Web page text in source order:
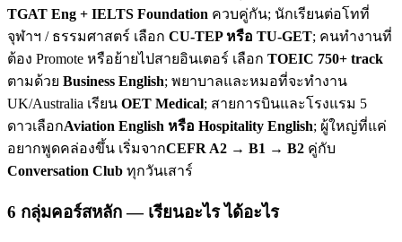
TGAT Eng + IELTS Foundation ควบคู่กัน; นักเรียนต่อโทที่
จุฬาฯ / ธรรมศาสตร์ เลือก CU-TEP หรือ TU-GET; คนทำงานที่
ต้อง Promote หรือย้ายไปสายอินเตอร์ เลือก TOEIC 750+ track
ตามด้วย Business English; พยาบาลและหมอที่จะทำงาน
UK/Australia เรียน OET Medical; สายการบินและโรงแรม 5
ดาวเลือกAviation English หรือ Hospitality English; ผู้ใหญ่ที่แค่
อยากพูดคล่องขึ้น เริ่มจากCEFR A2 → B1 → B2 คู่กับ
Conversation Club ทุกวันเสาร์
6 กลุ่มคอร์สหลัก — เรียนอะไร ได้อะไร